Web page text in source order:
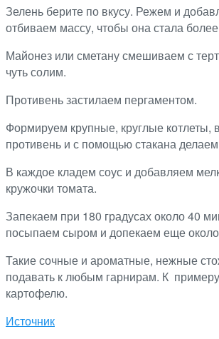
Зелень берите по вкусу. Режем и
отбиваем массу, чтобы она стала
Майонез или сметану смешиваем с
чуть солим.
Противень застилаем пергаментом.
Формируем крупные, круглые
противень и с помощью стакана делаем
В каждое кладем соус и добавляем
кружочки томата.
Запекаем при 180 градусах около 40
посыпаем сыром и допекаем еще
Такие сочные и ароматные, нежные
подавать к любым гарнирам. К
картофелю.
Источник